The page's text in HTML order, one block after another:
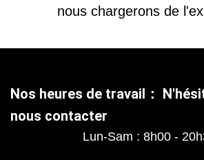
nous chargerons de
Nos heures de travail：
nous contacter
Lun-Sam : 8h00 -